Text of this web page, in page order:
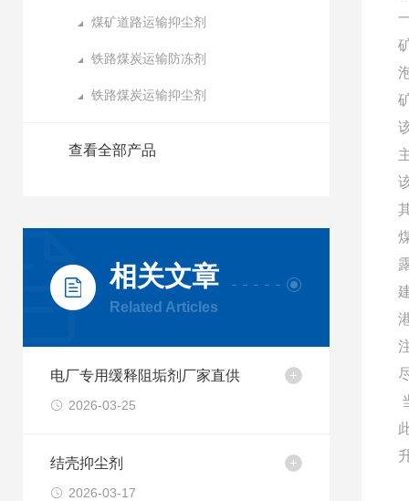
煤矿道路运输抑尘剂
铁路煤炭运输防冻剂
铁路煤炭运输抑尘剂
查看全部产品
相关文章
Related Articles
电厂专用缓释阻垢剂厂家直供
2026-03-25
结壳抑尘剂
2026-03-17